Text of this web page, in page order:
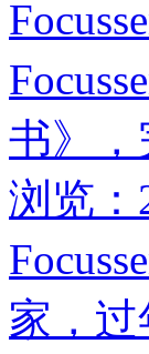
书》
浏览：
家，